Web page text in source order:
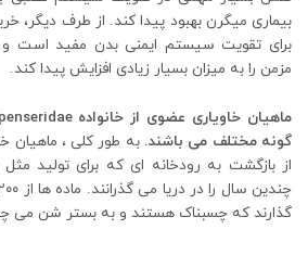
بیماری میگرن بهبود پیدا کند. از طرف دیگر،
برای تقویت سیستم ایمنی بدن مفید است و
مزمن را به میزان بسیار زیادی افزایش پیدا کند.
گونه مختلف می باشند. به طور کلی ، ماهیان
از بازگشت به رودخانه ای که برای تولید
گذارند که چسبناک هستند و به بستر شن می